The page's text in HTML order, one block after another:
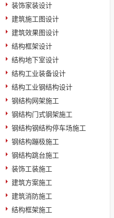
装饰家装设计
建筑施工图设计
建筑效果图设计
结构框架设计
结构地下室设计
结构工业装备设计
结构工业钢结构设计
钢结构网架施工
钢结构门式钢架施工
钢结构钢结构停车场施工
钢结构蹦极施工
钢结构跳台施工
装饰工装施工
建筑方案施工
建筑消防施工
结构框架施工